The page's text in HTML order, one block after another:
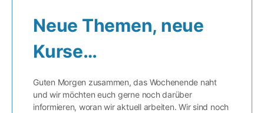
Neue Themen, neue
Kurse…
Guten Morgen zusammen, das Wochenende naht
und wir möchten euch gerne noch darüber
informieren, woran wir aktuell arbeiten. Wir sind noch